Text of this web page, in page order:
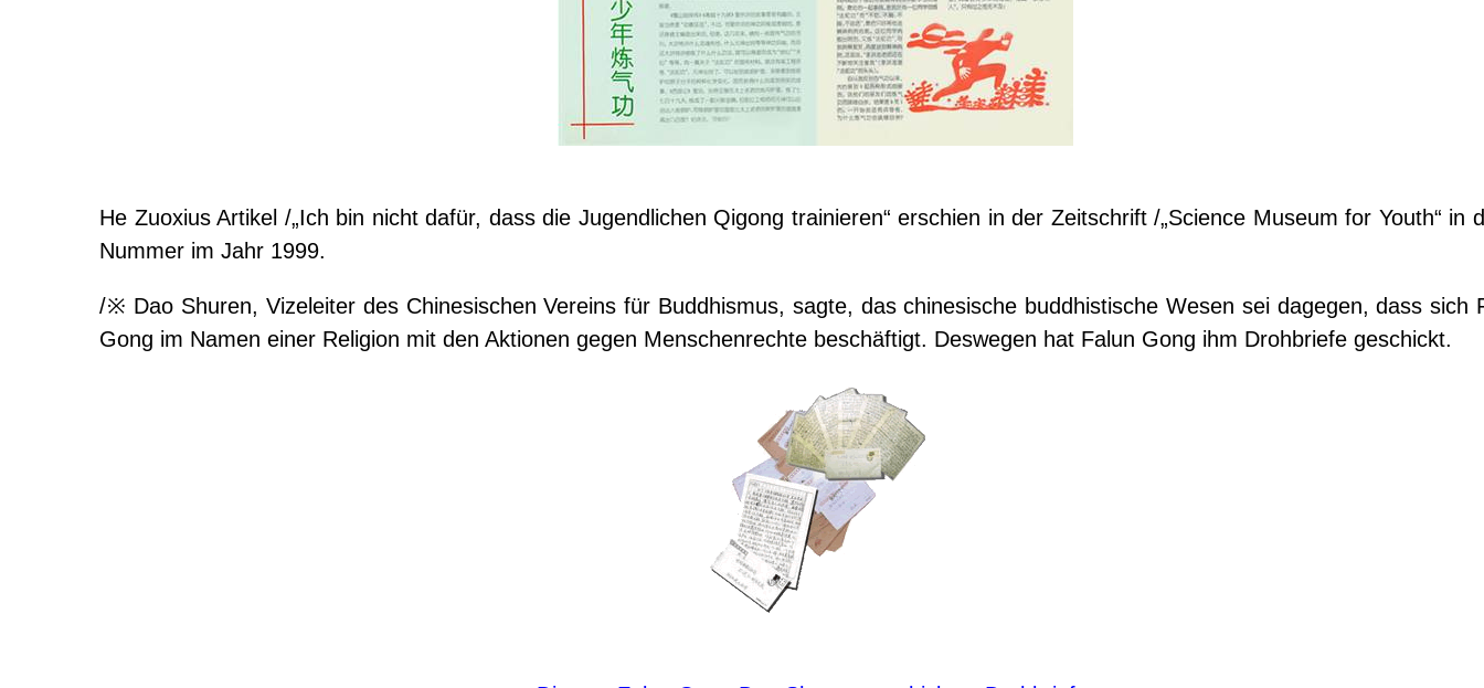
He Zuoxius Artikel /„Ich bin nicht dafür, dass die Jugendlichen Qigong trainieren“ erschien in der Zeitschrift /„Science Museum for Youth“ in
Nummer im Jahr 1999.
/※ Dao Shuren, Vizeleiter des Chinesischen Vereins für Buddhismus, sagte, das chinesische buddhistische Wesen sei dagegen, dass sich
Gong im Namen einer Religion mit den Aktionen gegen Menschenrechte beschäftigt. Deswegen hat Falun Gong ihm Drohbriefe geschickt.